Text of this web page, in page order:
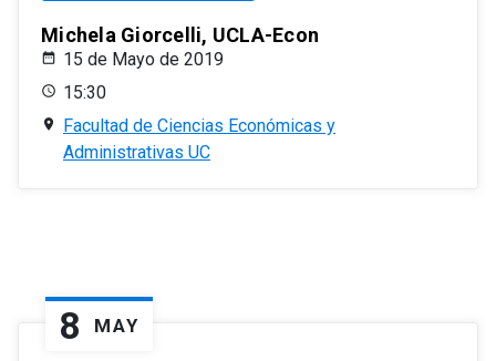
Michela Giorcelli, UCLA-Econ
15 de Mayo de 2019
15:30
Facultad de Ciencias Económicas y
Administrativas UC
8 MAY